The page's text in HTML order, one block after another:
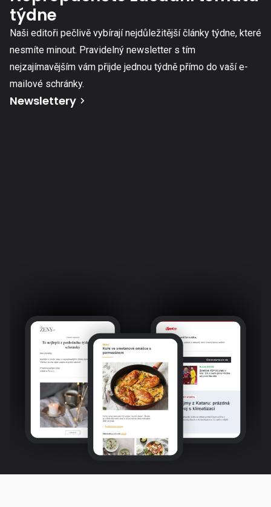
týdne
Naši editoři pečlivě vybírají nejdůležitější články týdne, které
nesmíte minout. Pravidelný newsletter s tím
nejzajímavějším vám přijde jednou týdně přímo do vaší e-
mailové schránky.
Newslettery